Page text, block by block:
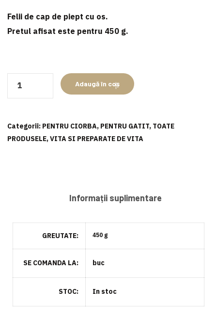
Felii de cap de piept cu os.
Pretul afisat este pentru 450 g.
Cap
de
vită
Adaugă în coș
Categorii:PENTRU CIORBA,PENTRU GATIT,TOATE
PRODUSELE,VITA SI PREPARATE DE VITA
Informații suplimentare
GREUTATE 450 g
SE COMANDA LA buc
STOC In stoc